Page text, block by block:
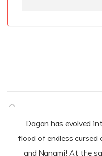
Dagon has evolved
flood of endless